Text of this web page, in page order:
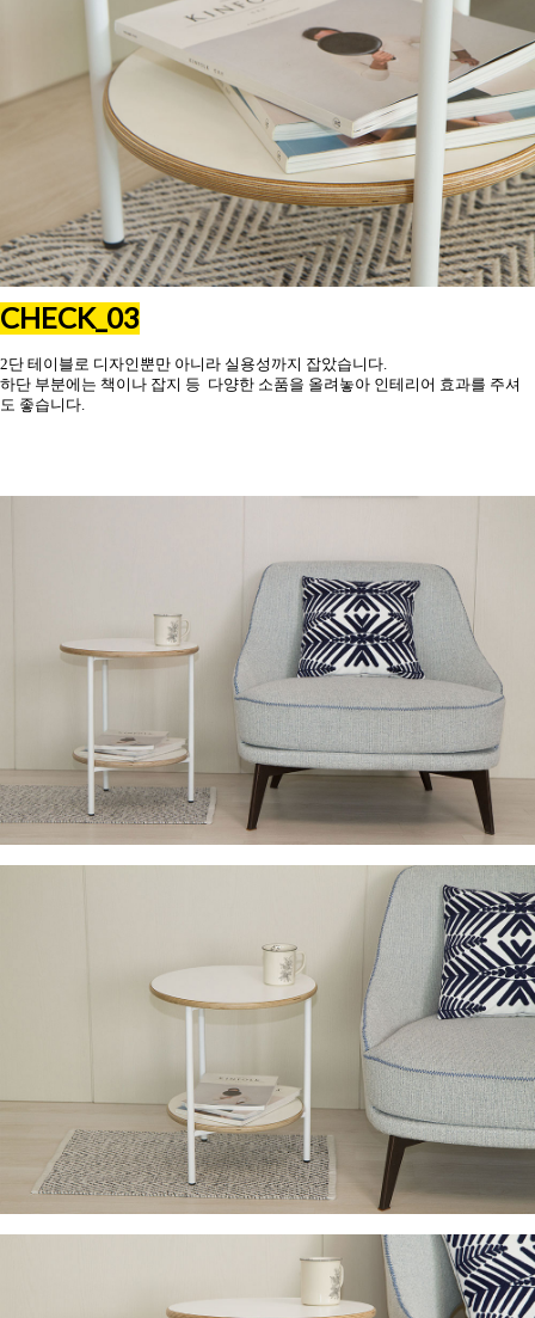
CHECK_03
2단 테이블로 디자인뿐만 아니라 실용성까지 잡았습니다.
하단 부분에는 책이나 잡지 등 다양한 소품을 올려놓아 인테리어 효과를 주셔
도 좋습니다.